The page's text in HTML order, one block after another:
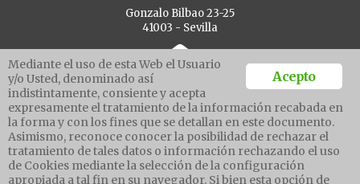
Gonzalo Bilbao 23-25
41003 - Sevilla
Ventanilla unica
Aviso legal
Política de protección de datos
Política cookies
Acepto
Mediante el uso de esta Web el Usuario
y/o Usted, denominado así
indistintamente, consiente y acepta
expresamente el tratamiento de la información recabada en
la forma y con los fines que se detallan en este documento.
Asimismo, reconoce conocer la posibilidad de rechazar el
tratamiento de tales datos o información rechazando el uso
de Cookies mediante la selección de la configuración
apropiada a tal fin en su navegador. Si bien esta opción de